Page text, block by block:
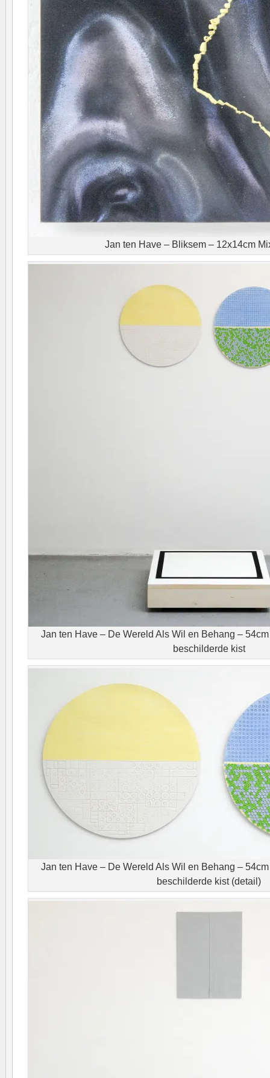
Jan ten Have – Bliksem – 12x14cm
Jan ten Have – De Wereld Als Wil en Behang –
beschilderde kist
Jan ten Have – De Wereld Als Wil en Behang –
beschilderde kist (detail)